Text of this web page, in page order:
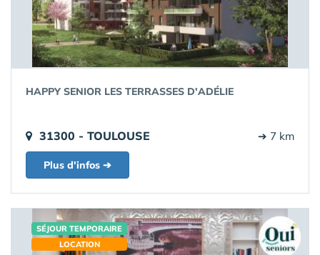
HAPPY SENIOR LES TERRASSES D'ADÉLIE
31300 - TOULOUSE ➔ 7 km
Plus d'infos ➔
SÉJOUR TEMPORAIRE
LOCATION